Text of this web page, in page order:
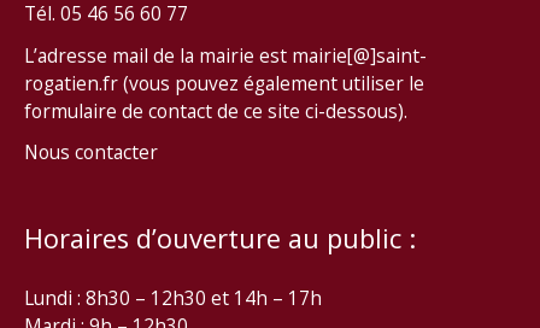
Tél. 05 46 56 60 77
L’adresse mail de la mairie est mairie[@]saint-
rogatien.fr (vous pouvez également utiliser le
formulaire de contact de ce site ci-dessous).
Nous contacter
Horaires d’ouverture au public :
Lundi : 8h30 – 12h30 et 14h – 17h